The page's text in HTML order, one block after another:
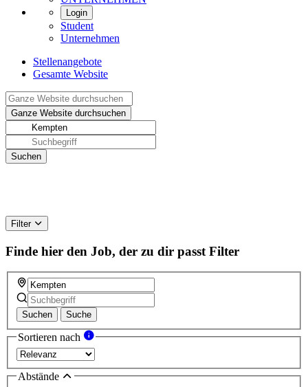
Login
Student
Unternehmen
Stellenangebote
Gesamte Website
Filter
Finde hier den Job, der zu dir passt Filter
Suchen Suche
Sortieren nach
Abstände